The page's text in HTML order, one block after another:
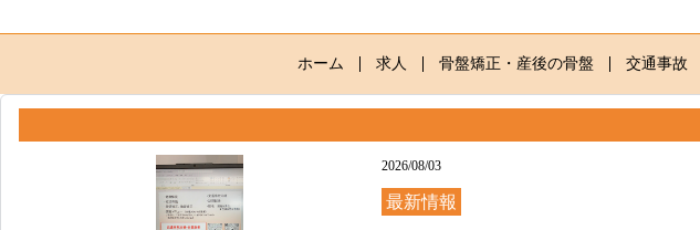
ホーム 求人 骨盤矯正・産後の骨盤 交通事故
2026/08/03
最新情報